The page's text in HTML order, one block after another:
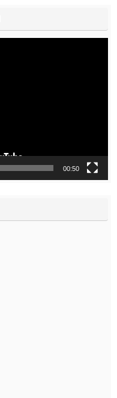
00:50